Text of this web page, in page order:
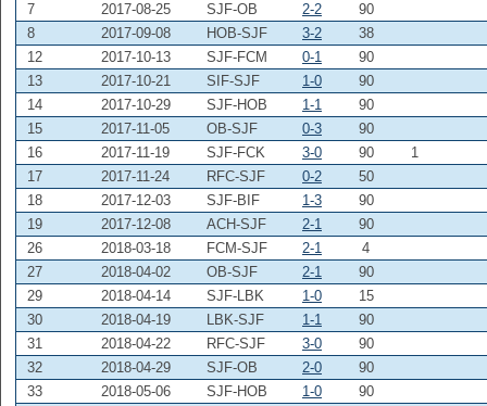
7
2017-08-25 SJF-OB 2-2
90
8
2017-09-08 HOB-SJF 3-2
38
12
2017-10-13 SJF-FCM 0-1
90
13
2017-10-21 SIF-SJF 1-0
90
14
2017-10-29 SJF-HOB 1-1
90
15
2017-11-05 OB-SJF 0-3
90
16
2017-11-19 SJF-FCK 3-0 90
1
17
2017-11-24 RFC-SJF 0-2
50
18
2017-12-03 SJF-BIF 1-3
90
19
2017-12-08 ACH-SJF 2-1
90
26
2018-03-18 FCM-SJF 2-1
4
27
2018-04-02 OB-SJF 2-1
90
29
2018-04-14 SJF-LBK 1-0
15
30
2018-04-19 LBK-SJF 1-1
90
31
2018-04-22 RFC-SJF 3-0
90
32
2018-04-29 SJF-OB 2-0
90
33
2018-05-06 SJF-HOB 1-0
90